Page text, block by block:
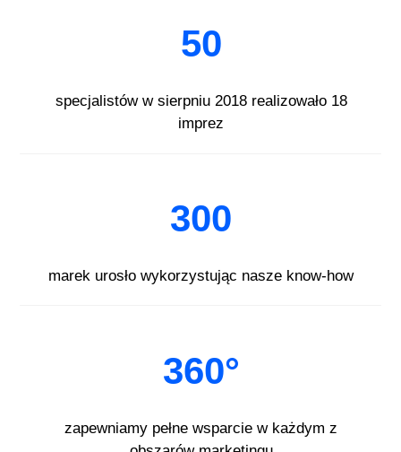
50
specjalistów w sierpniu 2018 realizowało 18
imprez
300
marek urosło wykorzystując nasze know-how
360°
zapewniamy pełne wsparcie w każdym z